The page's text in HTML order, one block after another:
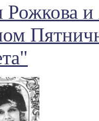
Рожкова